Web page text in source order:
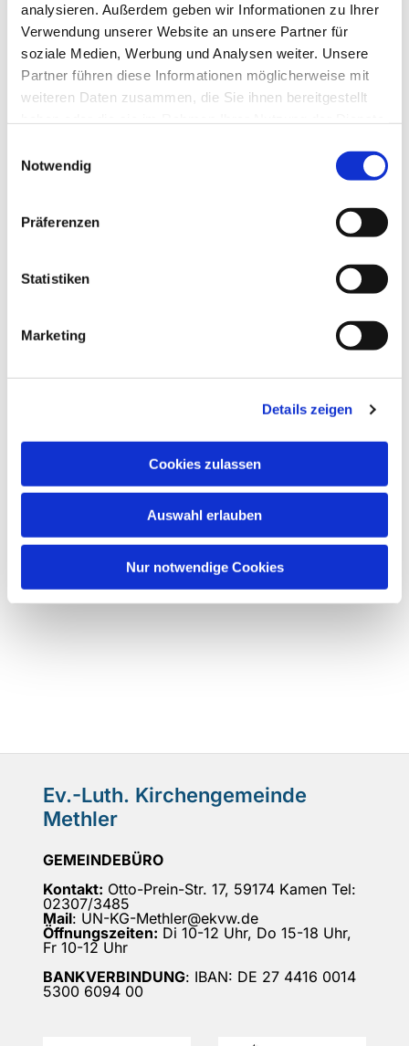
analysieren. Außerdem geben wir Informationen zu Ihrer
Verwendung unserer Website an unsere Partner für
soziale Medien, Werbung und Analysen weiter. Unsere
Partner führen diese Informationen möglicherweise mit
weiteren Daten zusammen, die Sie ihnen bereitgestellt
Notwendig
Präferenzen
Statistiken
Marketing
Details zeigen
Cookies zulassen
Auswahl erlauben
Nur notwendige Cookies
Dies könnte Sie auch
Ev.-Luth. Kirchengemeinde
Methler
GEMEINDEBÜRO
Kontakt: Otto-Prein-Str. 17, 59174 Kamen Tel:
02307/3485
Mail: UN-KG-Methler@ekvw.de
Öffnungszeiten: Di 10-12 Uhr, Do 15-18 Uhr,
Fr 10-12 Uhr
BANKVERBINDUNG: IBAN: DE 27 4416 0014
5300 6094 00